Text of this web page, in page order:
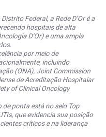
Federal, a Rede D’Or é a
hospitais de alta
D’Or) e uma ampla
por meio de
incluindo
(ONA), Joint Commission
de Acreditação Hospitalar
of Clinical Oncology
de ponta está no selo Top
que evidencia sua posição
críticos e na liderança